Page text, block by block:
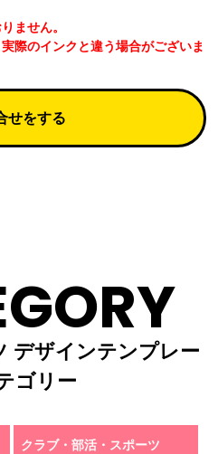
ません。
際のインクと違う場合がございま
せをする
デザインテンプレー
ゴリー
クラブ・部活・スポーツ